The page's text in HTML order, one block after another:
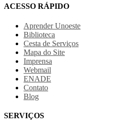
ACESSO RÁPIDO
Aprender Unoeste
Biblioteca
Cesta de Serviços
Mapa do Site
Imprensa
Webmail
ENADE
Contato
Blog
SERVIÇOS